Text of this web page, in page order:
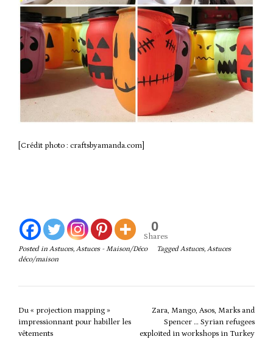
[Crédit photo : craftsbyamanda.com]
0
Shares
Posted in Astuces, Astuces - Maison/Déco TaggedAstuces, Astuces
déco/maison
Post
navigation
Du « projection mapping »
impressionnant pour habiller les
vêtements
Zara, Mango, Asos, Marks and
Spencer … Syrian refugees
exploited in workshops in Turkey